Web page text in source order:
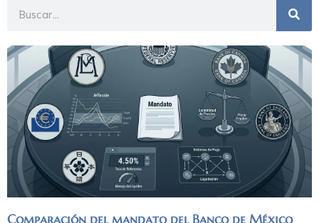
Comparación del mandato del Banco de México